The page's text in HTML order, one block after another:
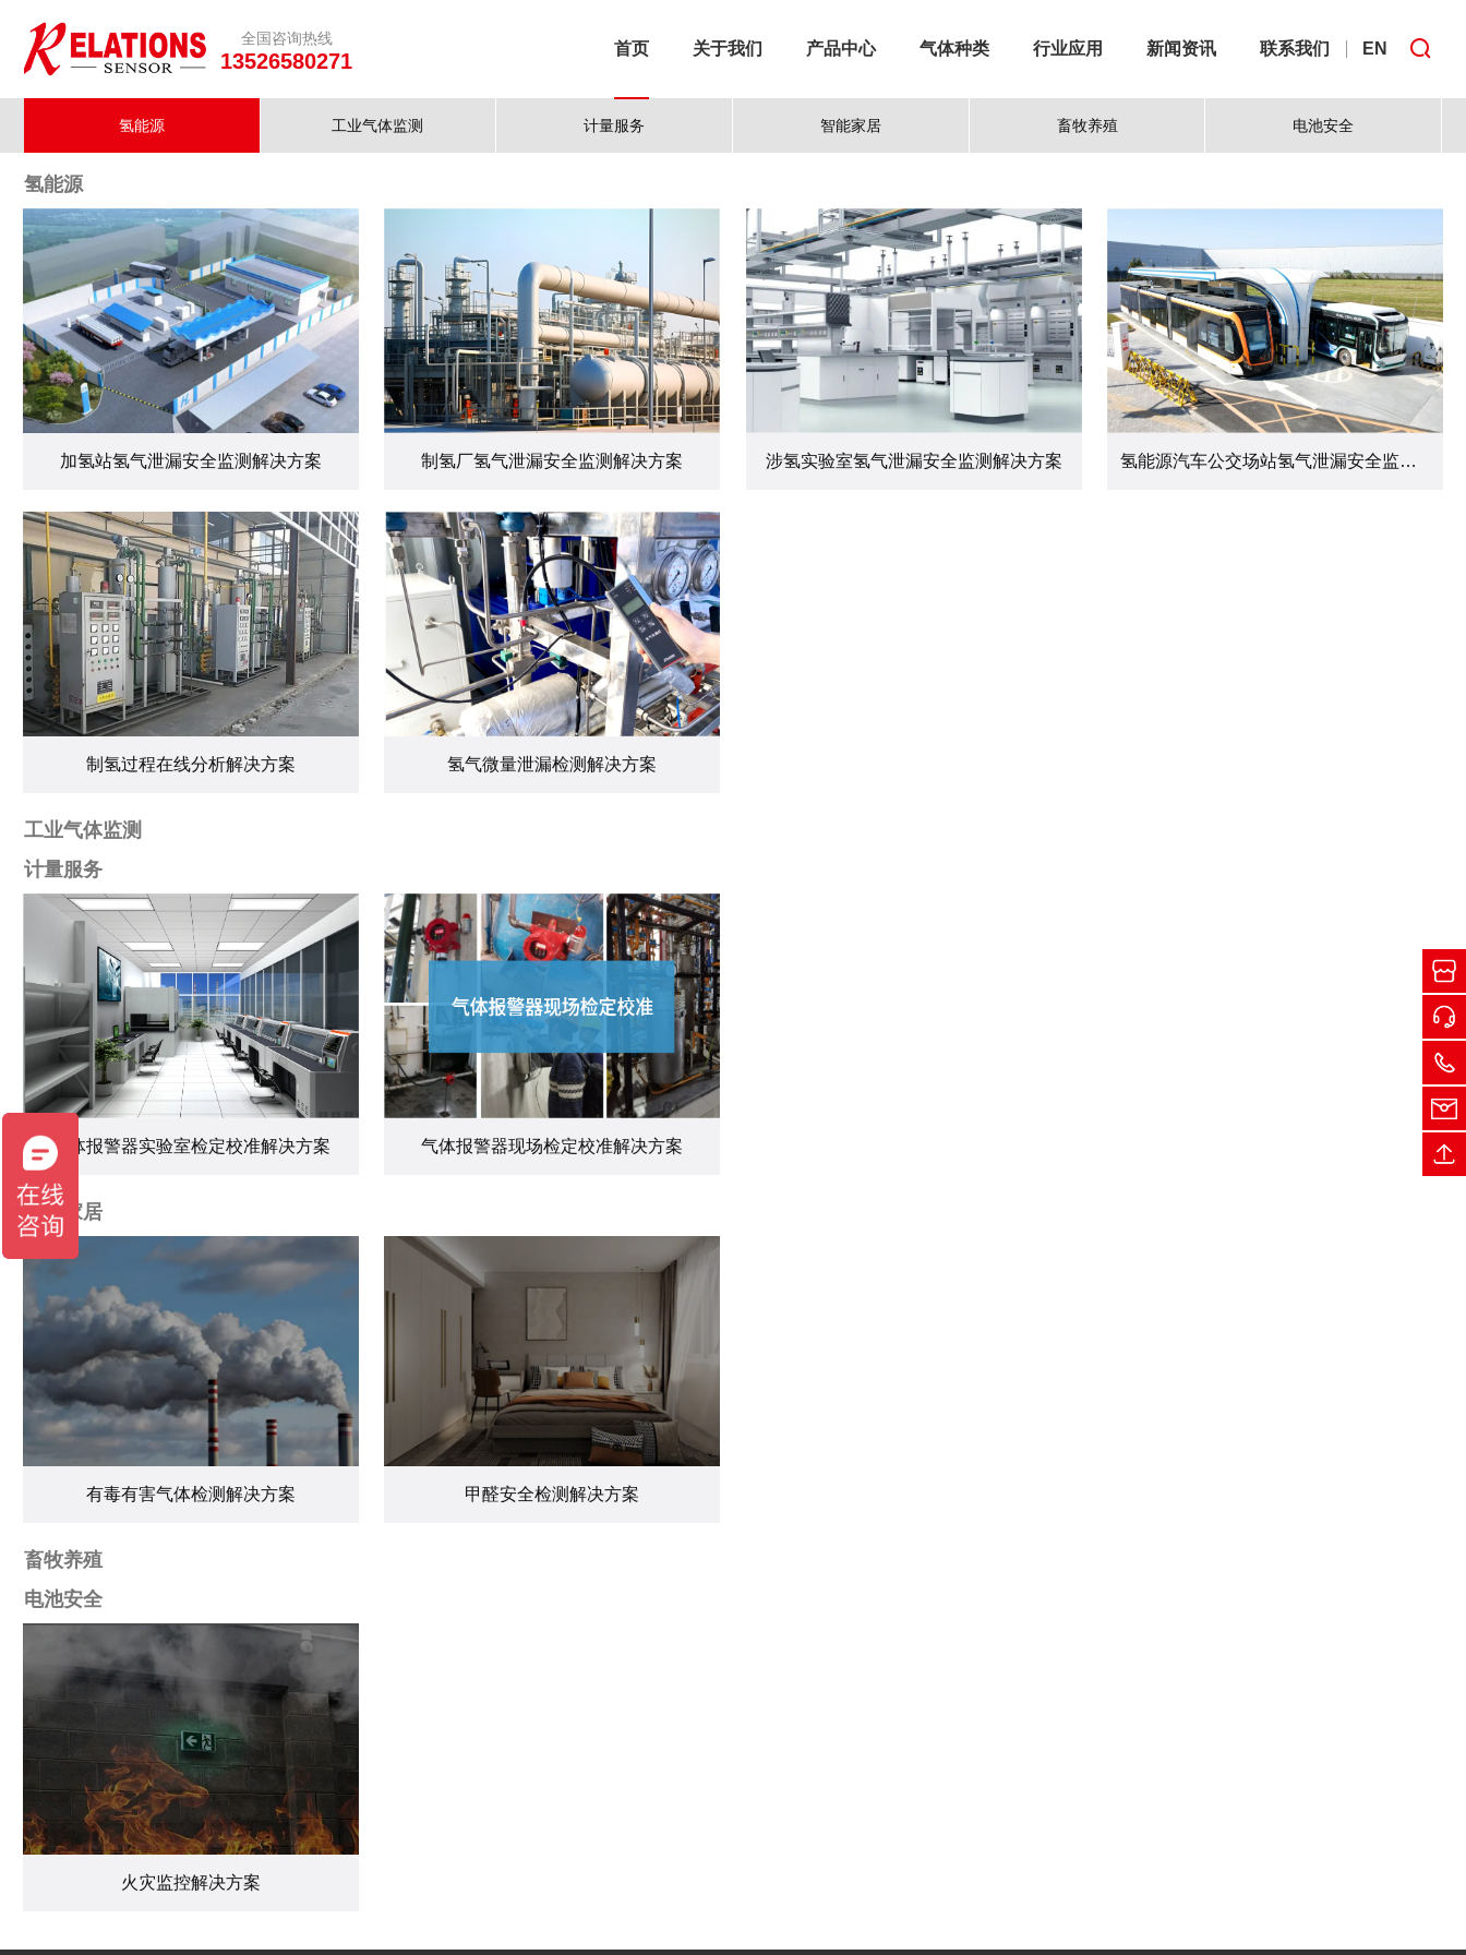
全国咨询热线
13526580271
首页 关于我们 产品中心 气体种类 行业应用 新闻资讯 联系我们 EN
氢能源 工业气体监测 计量服务 智能家居 畜牧养殖 电池安全
氢能源
加氢站氢气泄漏安全监测解决方案 制氢厂氢气泄漏安全监测解决方案 涉氢实验室氢气泄漏安全监测解决方案 氢能源汽车公交场站氢气泄漏安全监测解决方案
制氢过程在线分析解决方案 氢气微量泄漏检测解决方案
工业气体监测
计量服务
气体报警器实验室检定校准解决方案 气体报警器现场检定校准解决方案
智能家居
有毒有害气体检测解决方案 甲醛安全检测解决方案
畜牧养殖
电池安全
火灾监控解决方案